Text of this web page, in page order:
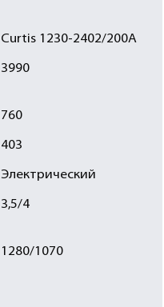
Curtis 1230-2402/200A
3990
760
403
Электрический
3,5/4
1280/1070